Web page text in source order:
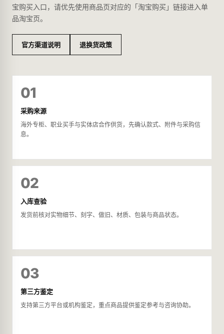
宝购买入口，请优先使用商品页对应的「淘宝购买」链接进入单
品淘宝页。
官方渠道说明 退换货政策
01
采购来源
海外专柜、职业买手与实体店合作供货，先确认款式、附件与采购信
息。
02
入库查验
发货前核对实物细节、刻字、做旧、材质、包装与商品状态。
03
第三方鉴定
支持第三方平台或机构鉴定，重点商品提供鉴定参考与咨询协助。